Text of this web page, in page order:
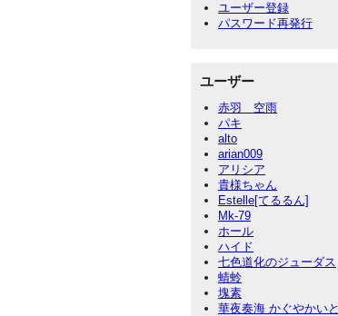
ユーザー登録
パスワード再発行
ユーザー
赤羽 空雨
パキ
alto
arian009
アリシア
貴様ちゃん
Estelle[てるるん]
Mk-79
ホール
ハイド
七色道化のジューダス
蜻蛉
塊素
華夜奏海 かぐやかいと